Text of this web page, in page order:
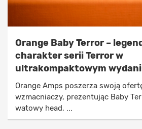
Orange Baby Terror –
charakter serii Terror w
ultrakompaktowym
Orange Amps poszerza swoją
wzmacniaczy, prezentując Baby
watowy head, ...